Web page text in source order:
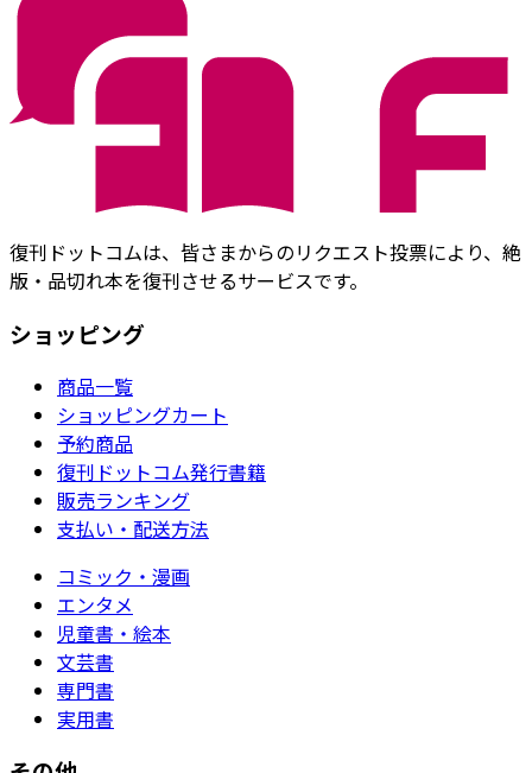
復刊ドットコムは、皆さまからのリクエスト投票により、絶
版・品切れ本を復刊させるサービスです。
ショッピング
商品一覧
ショッピングカート
予約商品
復刊ドットコム発行書籍
販売ランキング
支払い・配送方法
コミック・漫画
エンタメ
児童書・絵本
文芸書
専門書
実用書